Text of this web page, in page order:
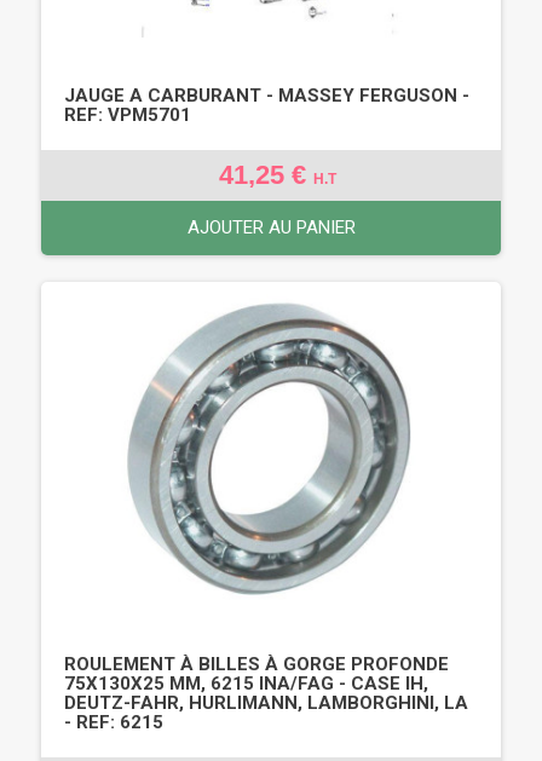
JAUGE A CARBURANT - MASSEY FERGUSON -
REF: VPM5701
41,25 € H.T
AJOUTER AU PANIER
ROULEMENT À BILLES À GORGE PROFONDE
75X130X25 MM, 6215 INA/FAG - CASE IH,
DEUTZ-FAHR, HURLIMANN, LAMBORGHINI, LA
- REF: 6215